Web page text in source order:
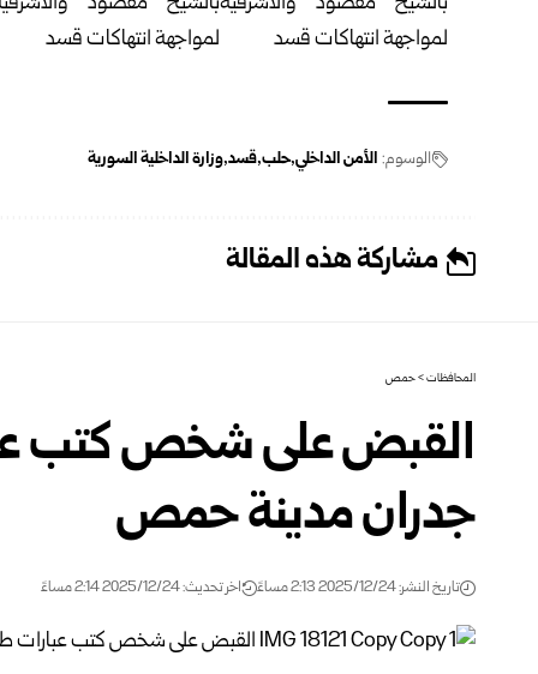
الوسوم: الأمن الداخلي حلب قسد وزارة الداخلية السورية
مشاركة هذه المقالة
المحافظات>حمص
القبض على شخص كتب
جدران مدينة حمص
تاريخ النشر: 2025/12/24 2:13 مساءً اخر تحديث: 2025/12/24 2:14 مساءً